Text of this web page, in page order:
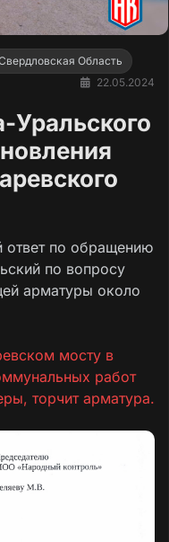
Область
22.05.2024
Уральского
ответ по обращению
по вопросу
арматуры около
мосту в
работ
торчит арматура.